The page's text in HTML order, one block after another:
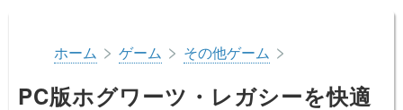
ホーム > ゲーム > その他ゲーム >
PC版ホグワーツ・レガシーを快適